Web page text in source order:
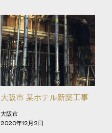
大阪市 某ホテル新築工事
大阪市
2020年12月2日